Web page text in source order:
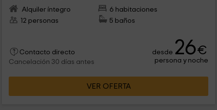
Alquiler íntegro
6 habitaciones
12 personas
5 baños
Contacto directo
Cancelación 30 días antes
desde 26€
persona y noche
VER OFERTA